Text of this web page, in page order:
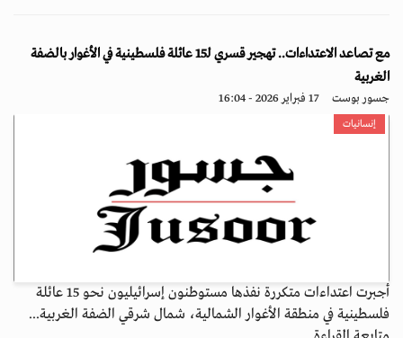
مع تصاعد الاعتداءات.. تهجير قسري لـ15 عائلة فلسطينية في الأغوار بالضفة
الغربية
جسور بوست 17 فبراير 2026 - 16:04
إنسانيات
أجبرت اعتداءات متكررة نفذها مستوطنون إسرائيليون نحو 15 عائلة
فلسطينية في منطقة الأغوار الشمالية، شمال شرقي الضفة الغربية...